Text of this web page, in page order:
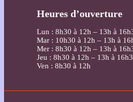
Heures d’ouverture
Lun : 8h30 à 12h – 13h à
Mar : 10h30 à 12h – 13h à
Mer : 8h30 à 12h – 13h à
Jeu : 8h30 à 12h – 13h à
Ven : 8h30 à 12h